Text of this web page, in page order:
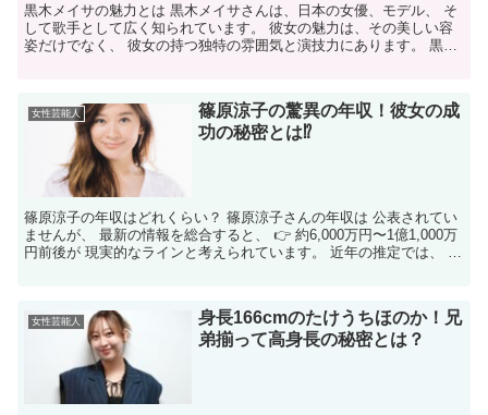
黒木メイサの魅力とは 黒木メイサさんは、日本の女優、モデル、 そ
して歌手として広く知られています。 彼女の魅力は、その美しい容
姿だけでなく、 彼女の持つ独特の雰囲気と演技力にあります。 黒木
女性芸能人
篠原涼子の驚異の年収！彼女の成
功の秘密とは⁉
篠原涼子の年収はどれくらい？ 篠原涼子さんの年収は 公表されてい
ませんが、 最新の情報を総合すると、 👉 約6,000万円〜1億1,000万
円前後が 現実的なラインと考えられています。 近年の推定では、 約
女性芸能人
身長166cmのたけうちほのか！兄
弟揃って高身長の秘密とは？